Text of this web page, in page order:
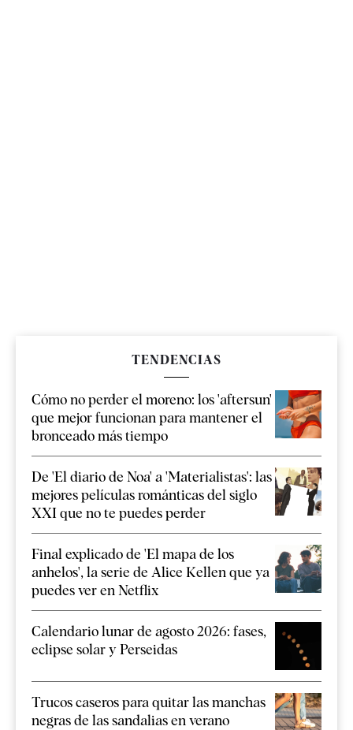
TENDENCIAS
Cómo no perder el moreno: los 'aftersun'
que mejor funcionan para mantener el
bronceado más tiempo
De 'El diario de Noa' a 'Materialistas': las
mejores películas románticas del siglo
XXI que no te puedes perder
Final explicado de 'El mapa de los
anhelos', la serie de Alice Kellen que ya
puedes ver en Netflix
Calendario lunar de agosto 2026: fases,
eclipse solar y Perseidas
Trucos caseros para quitar las manchas
negras de las sandalias en verano